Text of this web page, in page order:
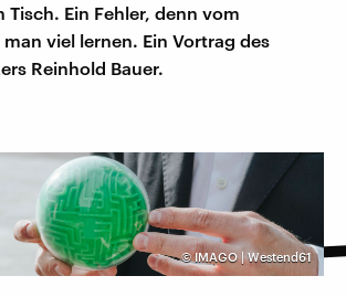
Tisch. Ein Fehler, denn vom
viel lernen. Ein Vortrag des
Reinhold Bauer.
©IMAGO | Westend61